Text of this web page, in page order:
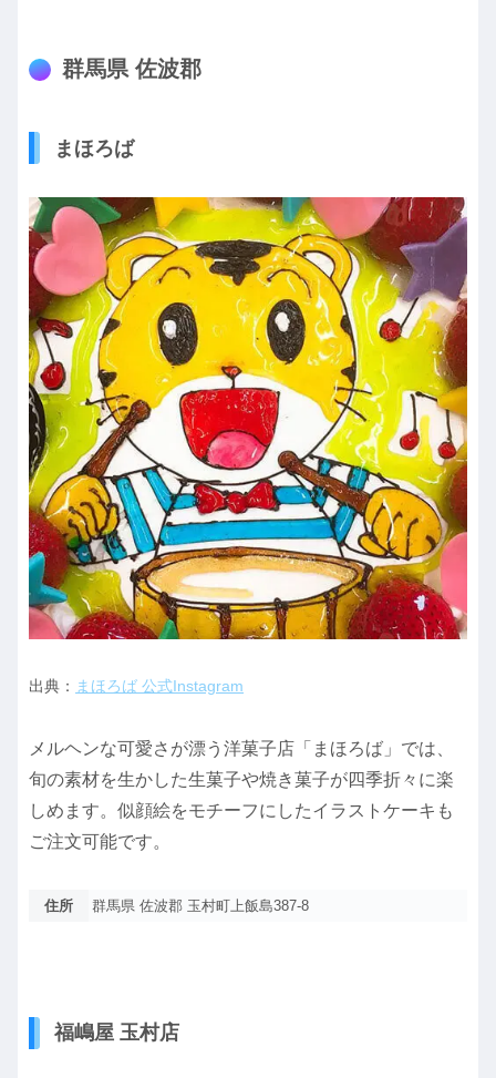
群馬県 佐波郡
まほろば
出典： まほろば 公式Instagram
メルヘンな可愛さが漂う洋菓子店「まほろば」では、
旬の素材を生かした生菓子や焼き菓子が四季折々に楽
しめます。似顔絵をモチーフにしたイラストケーキも
ご注文可能です。
住所 群馬県 佐波郡 玉村町上飯島387-8
福嶋屋 玉村店